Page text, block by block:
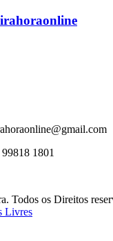
1801
Todos os Direitos
Livres